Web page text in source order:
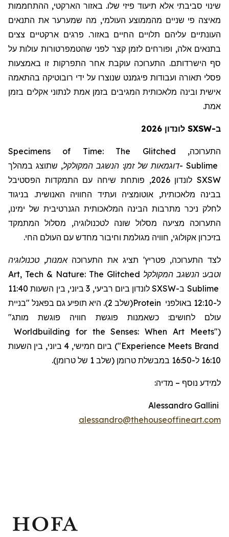
שינוי סביבתי אלא תיעוד פיזי שלו. באזור הארקטי, ההתחממות
מאיצה פי שניים מהממוצע העולמי, מה שמערער את התנאים
העונתיים עליהם תלויים החיים באזור. פרגים ארקטיים צצים
בתנאים אלה, ופורחים לזמן קצר לפני שהטמפרטורות עולות על
סף הישרדותם. התערוכה עוקבת אחר התפרקות זו באמצעות
פסלי תאורה ועבודות פיגמנט שנוצרו על ידי רובוטיקה בהתאמה
אישית ובינה מלאכותית המגיבים בזמן אמת לנתוני אקלים בזמן
אמת.
ב-SXSW לונדון 2026
התערוכה, Specimens of Time: The Glitched
Sublime
-דוגמאות של זמן: הנשגב המקולקל, שתוצג במהלך
SXSW
לונדון 2026, פותחת שיחה עם התמקדות הפסטיבל
בבינה מלאכותית, אוטומציה ועתיד החוויה האנושית. בניגוד
לחלק ניכר מתרבות הבינה המלאכותית הגנרטיבית של ימינו,
התערוכה מציעה מסלול שונה לטכנולוגיה, מסלול המתמקד
בזיכרון אקולוגי, חוויה מגולמת וחיבור מחדש עם העולם החי.
לצד התערוכה, פטריץ' תציג את התערוכה אמנות, טכנולוגיה
וטבע: הנשגב המקולקל Art, Tech & Nature: The Glitched
Sublime ב-SXSW
לונדון ביום רביעי, 3 ביוני, בין השעות 11:40
ל-12:10 באולפני
Protein(שלב 2). היא תופיע גם בפאנל
"בניית
עולם לחושים: כשאמנות פוגשת חוויה פוגשת מותג"
(
"
Worldbuilding for the Senses: When Art Meets
Experience Meets Brand
"
)
ביום חמישי, 4 ביוני, בין השעות
16:10 ל-16:50 במבשלת טרומן (שלב 1 של טרומן).
למידע נוסף – מדיה:
Alessandro Gallini
alessandro@thehouseoffineart.com